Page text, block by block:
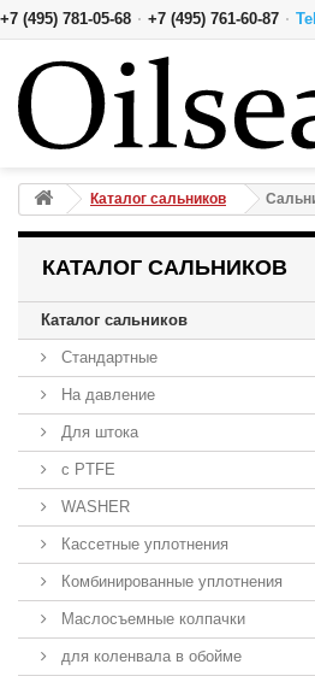
+7 (495) 781-05-68 · +7 (495) 761-60-87 ·
Каталог сальников
КАТАЛОГ САЛЬНИКОВ
Каталог сальников
Стандартные
На давление
Для штока
с PTFE
WASHER
Кассетные уплотнения
Комбинированные уплотнения
Маслосъемные колпачки
для коленвала в обойме
Сальник 60x80x10 TA NBR